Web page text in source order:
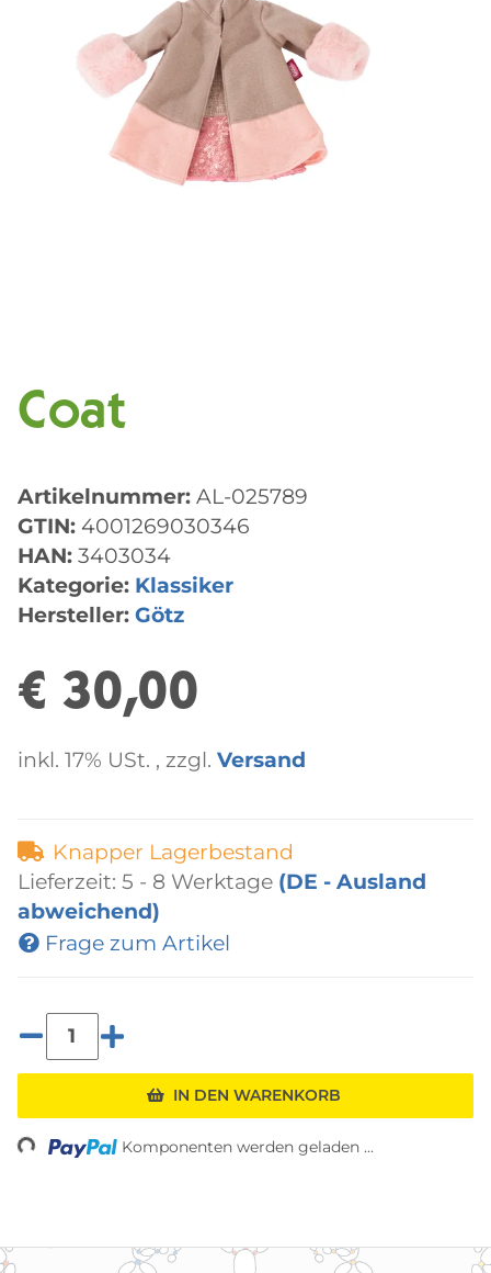
Coat
Artikelnummer: AL-025789
GTIN: 4001269030346
HAN: 3403034
Kategorie: Klassiker
Hersteller: Götz
€ 30,00
inkl. 17% USt. , zzgl. Versand
Knapper Lagerbestand
Lieferzeit: 5 - 8 Werktage (DE - Ausland
abweichend)
Frage zum Artikel
IN DEN WARENKORB
Komponenten werden geladen ...